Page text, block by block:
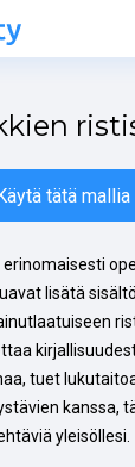
tätä mallia
lisätä
tuet
kanssa,
yleisöllesi.